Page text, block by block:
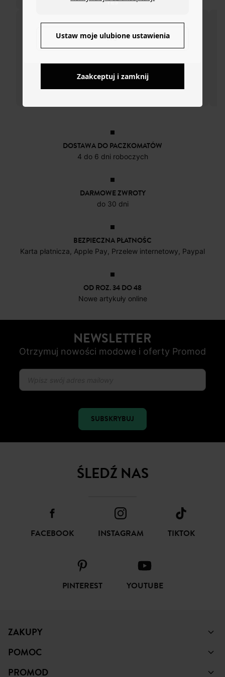
YES
NO
DOSTAWA DO PACZKOMATÓW
4 do 6 dni roboczych
DARMOWE ZWROTY
do 30 dni
BEZPIECZNA PŁATNOŚC
Karta płatnicza, Apple Pay, Przelew internetowy, Paypal
OD ROZ. 34 DO 48
Nowe artykuły online
NEWSLETTER
Otrzymuj nowości modowe i oferty Promod
SUBSKRYBUJ
ŚLEDŹ NAS
FACEBOOK INSTAGRAM TIKTOK
PINTEREST YOUTUBE
ZAKUPY
POMOC
PROMOD
Ustaw moje ulubione ustawienia
Zaakceptuj i zamknij